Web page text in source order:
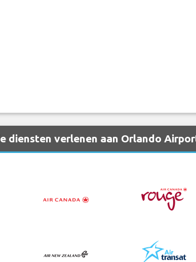
diensten verlenen aan Orlando